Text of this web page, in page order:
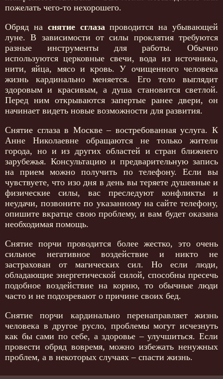
пожелать чего-то нехорошего.
Обряд на снятие сглаза проводится на убывающей
луне. В зависимости от силы проклятия требуются
разные инструменты для работы. Обычно
используются церковные свечи, вода из источника,
нити, яйца, мясо и кровь. У очищенного человека
жизнь кардинально меняется. Его тело выглядит
здоровым и красивым, а душа становится светлой.
Перед ним открываются запертые ранее двери, он
начинает видеть новые возможности для развития.
Снятие сглаза в Москве – востребованная услуга. К
Анне Николаевне обращаются не только жители
города, но и из других областей и стран ближнего
зарубежья. Консультацию и предварительную запись
на прием можно получить по телефону. Если вы
чувствуете, что изо дня в день вы теряете душевные и
физические силы, вас преследуют конфликты и
неудачи, позвоните по указанному на сайте телефону,
опишите вкратце свою проблему, и вам будет оказана
необходимая помощь.
Снятие порчи проводится более жестко, это очень
сильное негативное воздействие и никто не
застрахован от магических сил. Но если люди,
обладающие энергетической силой, способны пресечь
подобное воздействие на корню, то обычные люди
часто и не подозревают о причине своих бед.
Снятие порчи кардинально перенаправляет жизнь
человека в другое русло, проблемы могут исчезнуть
как бы сами по себе, а здоровье – улучшиться. Если
провести обряд вовремя, можно избежать ненужных
проблем, а в некоторых случаях – спасти жизнь.